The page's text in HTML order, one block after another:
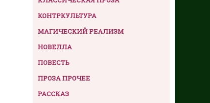
КОНТРКУЛЬТУРА
МАГИЧЕСКИЙ РЕАЛИЗМ
НОВЕЛЛА
ПОВЕСТЬ
ПРОЗА ПРОЧЕЕ
РАССКАЗ